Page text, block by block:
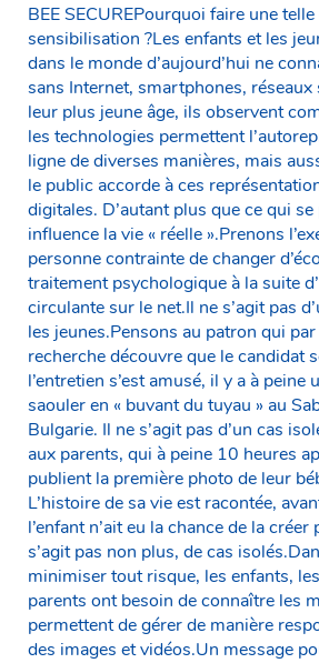
BEE SECUREPourquoi faire une
sensibilisation ?Les enfants et les
dans le monde d’aujourd’hui ne
sans Internet, smartphones, réseaux
leur plus jeune âge, ils observent
les technologies permettent
ligne de diverses manières, mais
le public accorde à ces
digitales. D’autant plus que ce qui
influence la vie « réelle ».Prenons
personne contrainte de changer
traitement psychologique à la suite
circulante sur le net.Il ne s’agit pas
les jeunes.Pensons au patron qui
recherche découvre que le candidat
l’entretien s’est amusé, il y a à peine
saouler en « buvant du tuyau » au
Bulgarie. Il ne s’agit pas d’un cas
aux parents, qui à peine 10 heures
publient la première photo de leur
L’histoire de sa vie est racontée,
l’enfant n’ait eu la chance de la
s’agit pas non plus, de cas
minimiser tout risque, les enfants,
parents ont besoin de connaître les
permettent de gérer de manière
des images et vidéos.Un message